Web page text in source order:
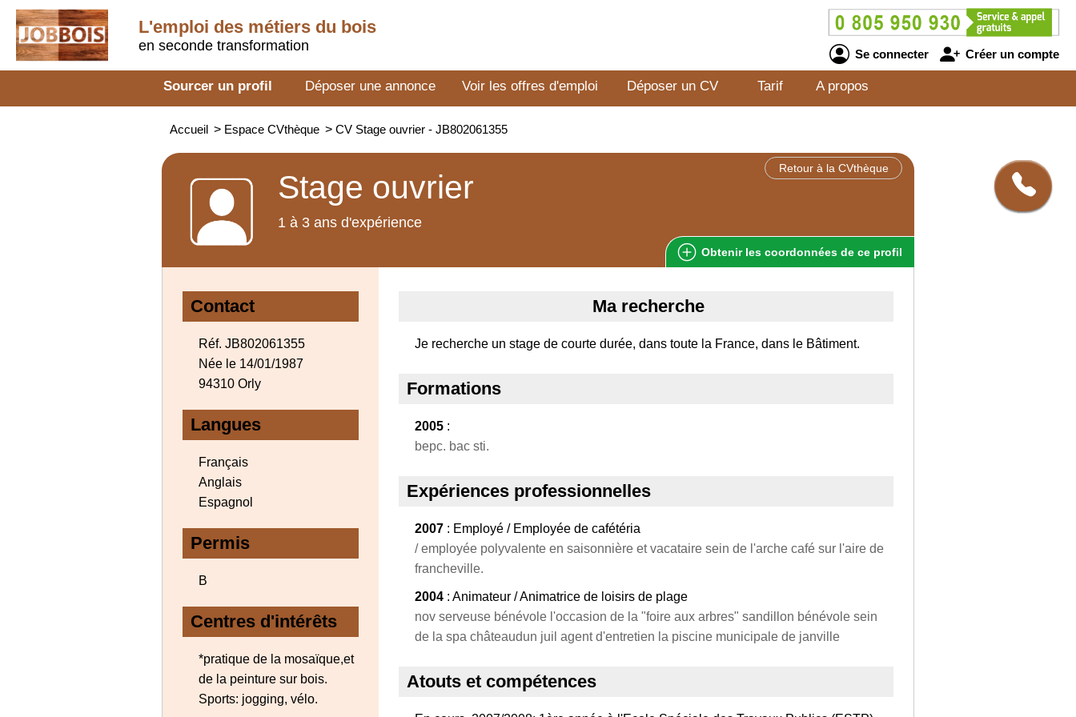
L'emploi des métiers du bois
en seconde transformation
Se connecter Créer un compte
Sourcer un profil Déposer une annonce Voir les offres d'emploi Déposer un CV Tarif A propos
Accueil > Espace CVthèque > CV Stage ouvrier - JB802061355
Retour à la CVthèque
Stage ouvrier
1 à 3 ans d'expérience
Obtenir les coordonnées de ce profil
Contact
Réf. JB802061355
Née le 14/01/1987
94310 Orly
Langues
Français
Anglais
Espagnol
Permis
B
Centres d'intérêts
*pratique de la mosaïque,et
de la peinture sur bois.
Sports: jogging, vélo.
Ma recherche
Je recherche un stage de courte durée, dans toute la France, dans le Bâtiment.
Formations
2005 :
bepc. bac sti.
Expériences professionnelles
2007 : Employé / Employée de cafétéria
/ employée polyvalente en saisonnière et vacataire sein de l'arche café sur l'aire de
francheville.
2004 : Animateur / Animatrice de loisirs de plage
nov serveuse bénévole l'occasion de la "foire aux arbres" sandillon bénévole sein
de la spa châteaudun juil agent d'entretien la piscine municipale de janville
Atouts et compétences